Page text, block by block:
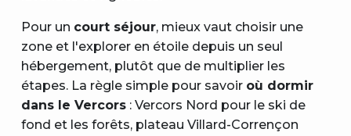
Pour un court séjour, mieux vaut choisir une
zone et l'explorer en étoile depuis un seul
hébergement, plutôt que de multiplier les
étapes. La règle simple pour savoir où dormir
dans le Vercors : Vercors Nord pour le ski de
fond et les forêts, plateau Villard-Corrençon